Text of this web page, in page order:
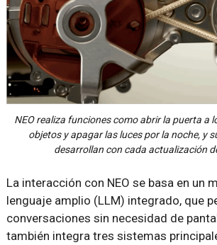
NEO realiza funciones como abrir la puerta a
objetos y apagar las luces por la noche, y
desarrollan con cada actualización
La interacción con NEO se basa en un
lenguaje amplio (LLM) integrado, que
conversaciones sin necesidad de
también integra tres sistemas